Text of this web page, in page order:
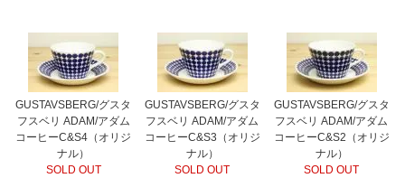
GUSTAVSBERG/グスタ
フスベリ ADAM/アダム
コーヒーC&S4（オリジ
ナル）
SOLD OUT
GUSTAVSBERG/グスタ
フスベリ ADAM/アダム
コーヒーC&S3（オリジ
ナル）
SOLD OUT
GUSTAVSBERG/グスタ
フスベリ ADAM/アダム
コーヒーC&S2（オリジ
ナル）
SOLD OUT